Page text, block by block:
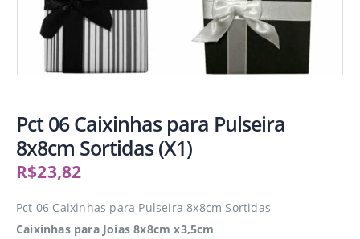
Pct 06 Caixinhas para Pulseira
8x8cm Sortidas (X1)
R$23,82
Pct 06 Caixinhas para Pulseira 8x8cm Sortidas
Caixinhas para Joias 8x8cm x3,5cm